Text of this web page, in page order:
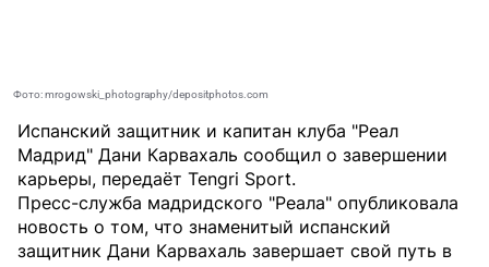
Фото: mrogowski_photography/depositphotos.com
Испанский защитник и капитан клуба "Реал
Мадрид" Дани Карвахаль сообщил о завершении
карьеры, передаёт Tengri Sport.
Пресс-служба мадридского "Реала" опубликовала
новость о том, что знаменитый испанский
защитник Дани Карвахаль завершает свой путь в